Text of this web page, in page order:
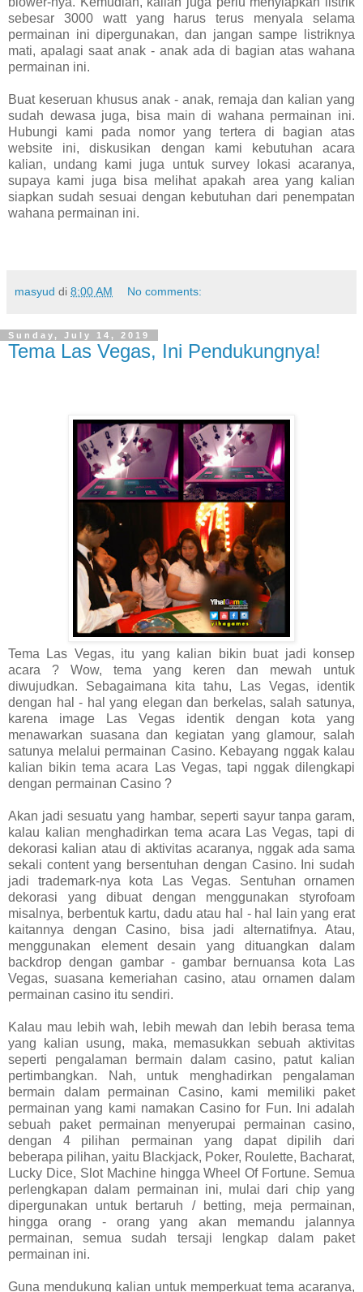
sebesar 3000 watt yang harus terus menyala selama
permainan ini dipergunakan, dan jangan sampe listriknya
mati, apalagi saat anak - anak ada di bagian atas wahana
permainan ini.
Buat keseruan khusus anak - anak, remaja dan kalian yang
sudah dewasa juga, bisa main di wahana permainan ini.
Hubungi kami pada nomor yang tertera di bagian atas
website ini, diskusikan dengan kami kebutuhan acara
kalian, undang kami juga untuk survey lokasi acaranya,
supaya kami juga bisa melihat apakah area yang kalian
siapkan sudah sesuai dengan kebutuhan dari penempatan
wahana permainan ini.
masyud di 8:00 AM No comments:
Sunday, July 14, 2019
Tema Las Vegas, Ini Pendukungnya!
Tema Las Vegas, itu yang kalian bikin buat jadi konsep
acara ? Wow, tema yang keren dan mewah untuk
diwujudkan. Sebagaimana kita tahu, Las Vegas, identik
dengan hal - hal yang elegan dan berkelas, salah satunya,
karena image Las Vegas identik dengan kota yang
menawarkan suasana dan kegiatan yang glamour, salah
satunya melalui permainan Casino. Kebayang nggak kalau
kalian bikin tema acara Las Vegas, tapi nggak dilengkapi
dengan permainan Casino ?
Akan jadi sesuatu yang hambar, seperti sayur tanpa garam,
kalau kalian menghadirkan tema acara Las Vegas, tapi di
dekorasi kalian atau di aktivitas acaranya, nggak ada sama
sekali content yang bersentuhan dengan Casino. Ini sudah
jadi trademark-nya kota Las Vegas. Sentuhan ornamen
dekorasi yang dibuat dengan menggunakan styrofoam
misalnya, berbentuk kartu, dadu atau hal - hal lain yang erat
kaitannya dengan Casino, bisa jadi alternatifnya. Atau,
menggunakan element desain yang dituangkan dalam
backdrop dengan gambar - gambar bernuansa kota Las
Vegas, suasana kemeriahan casino, atau ornamen dalam
permainan casino itu sendiri.
Kalau mau lebih wah, lebih mewah dan lebih berasa tema
yang kalian usung, maka, memasukkan sebuah aktivitas
seperti pengalaman bermain dalam casino, patut kalian
pertimbangkan. Nah, untuk menghadirkan pengalaman
bermain dalam permainan Casino, kami memiliki paket
permainan yang kami namakan Casino for Fun. Ini adalah
sebuah paket permainan menyerupai permainan casino,
dengan 4 pilihan permainan yang dapat dipilih dari
beberapa pilihan, yaitu Blackjack, Poker, Roulette, Bacharat,
Lucky Dice, Slot Machine hingga Wheel Of Fortune. Semua
perlengkapan dalam permainan ini, mulai dari chip yang
dipergunakan untuk bertaruh / betting, meja permainan,
hingga orang - orang yang akan memandu jalannya
permainan, semua sudah tersaji lengkap dalam paket
permainan ini.
Guna mendukung kalian untuk memperkuat tema acaranya,